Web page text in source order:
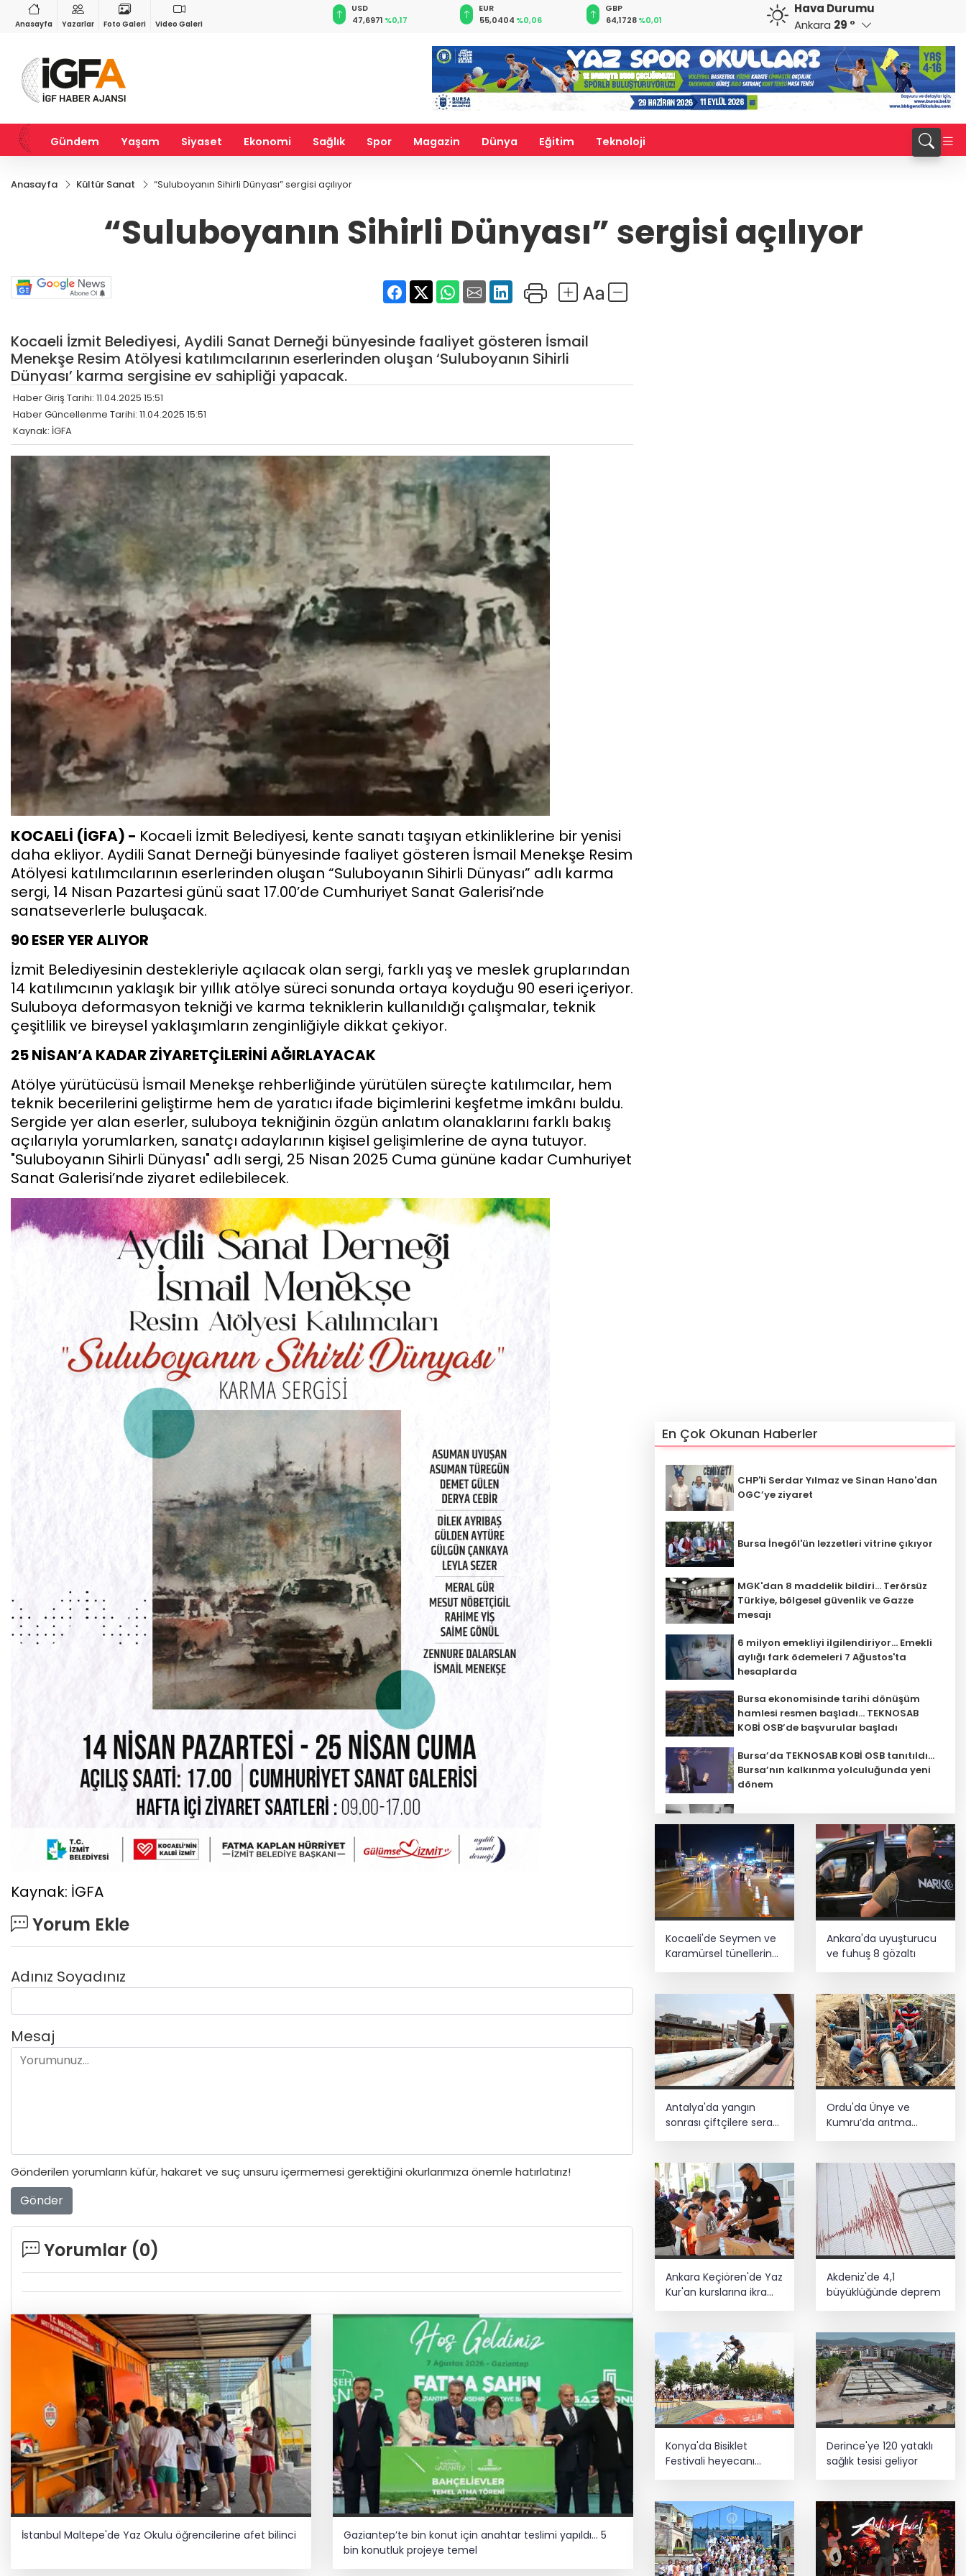
Anasayfa Yazarlar Foto Galeri Video Galeri
%2,20
BIST 100
13.826,74%0,20
EUR
55,0404%0,06
GBP
64,1728%0,01
CHF
58,8708 %0,53
34,0208%0,20
RUB
0,5797
Hava Durumu
Ankara 29 °
Gündem Yaşam Siyaset Ekonomi Sağlık Spor Magazin Dünya Eğitim Teknoloji
Anasayfa Kültür Sanat “Suluboyanın Sihirli Dünyası” sergisi açılıyor
“Suluboyanın Sihirli Dünyası” sergisi açılıyor
Kocaeli İzmit Belediyesi, Aydili Sanat Derneği bünyesinde faaliyet gösteren İsmail
Menekşe Resim Atölyesi katılımcılarının eserlerinden oluşan ‘Suluboyanın Sihirli
Dünyası’ karma sergisine ev sahipliği yapacak.
Haber Giriş Tarihi: 11.04.2025 15:51
Haber Güncellenme Tarihi: 11.04.2025 15:51
Kaynak: İGFA
KOCAELİ (İGFA) - Kocaeli İzmit Belediyesi, kente sanatı taşıyan etkinliklerine bir yenisi
daha ekliyor. Aydili Sanat Derneği bünyesinde faaliyet gösteren İsmail Menekşe Resim
Atölyesi katılımcılarının eserlerinden oluşan “Suluboyanın Sihirli Dünyası” adlı karma
sergi, 14 Nisan Pazartesi günü saat 17.00’de Cumhuriyet Sanat Galerisi’nde
sanatseverlerle buluşacak.
90 ESER YER ALIYOR
İzmit Belediyesinin destekleriyle açılacak olan sergi, farklı yaş ve meslek gruplarından
14 katılımcının yaklaşık bir yıllık atölye süreci sonunda ortaya koyduğu 90 eseri içeriyor.
Suluboya deformasyon tekniği ve karma tekniklerin kullanıldığı çalışmalar, teknik
çeşitlilik ve bireysel yaklaşımların zenginliğiyle dikkat çekiyor.
25 NİSAN’A KADAR ZİYARETÇİLERİNİ AĞIRLAYACAK
Atölye yürütücüsü İsmail Menekşe rehberliğinde yürütülen süreçte katılımcılar, hem
teknik becerilerini geliştirme hem de yaratıcı ifade biçimlerini keşfetme imkânı buldu.
Sergide yer alan eserler, suluboya tekniğinin özgün anlatım olanaklarını farklı bakış
açılarıyla yorumlarken, sanatçı adaylarının kişisel gelişimlerine de ayna tutuyor.
"Suluboyanın Sihirli Dünyası" adlı sergi, 25 Nisan 2025 Cuma gününe kadar Cumhuriyet
Sanat Galerisi’nde ziyaret edilebilecek.
Kaynak: İGFA
Yorum Ekle
Adınız Soyadınız
Mesaj
Gönderilen yorumların küfür, hakaret ve suç unsuru içermemesi gerektiğini okurlarımıza önemle hatırlatırız!
Gönder
Yorumlar (0)
İstanbul Maltepe'de Yaz Okulu öğrencilerine afet bilinci
Gaziantep’te bin konut için anahtar teslimi yapıldı... 5
bin konutluk projeye temel
En Çok Okunan Haberler
CHP'li Serdar Yılmaz ve Sinan Hano'dan
OGC’ye ziyaret
Bursa İnegöl'ün lezzetleri vitrine çıkıyor
MGK'dan 8 maddelik bildiri... Terörsüz
Türkiye, bölgesel güvenlik ve Gazze
mesajı
6 milyon emekliyi ilgilendiriyor... Emekli
aylığı fark ödemeleri 7 Ağustos'ta
hesaplarda
Bursa ekonomisinde tarihi dönüşüm
hamlesi resmen başladı... TEKNOSAB
KOBİ OSB’de başvurular başladı
Bursa’da TEKNOSAB KOBİ OSB tanıtıldı...
Bursa’nın kalkınma yolculuğunda yeni
dönem
30 ilde DEAŞ'a 104 gözaltı!
Türk F-16'ları NATO görevi için
Estonya'da... MSB yerli savunma
sistemleriyle güçleniyor
Teröristler teslim olmaya devam
ediyor... Hudutlarda 490 kişi yakalandı
kolaylığı... Süre 2 yıla kadar
uzatılabilecek
Kocaeli'de Seymen ve
Karamürsel tünellerine
Ankara'da uyuşturucu
ve fuhuş 8 gözaltı
Antalya'da yangın
sonrası çiftçilere sera
naylonu desteği
Ordu'da Ünye ve
Kumru’da arıtma
tesisleri yenileniyor
Ankara Keçiören'de Yaz
Kur'an kurslarına ikram
Akdeniz'de 4,1
büyüklüğünde deprem
Konya'da Bisiklet
Festivali heyecanı
başladı
Derince'ye 120 yataklı
sağlık tesisi geliyor